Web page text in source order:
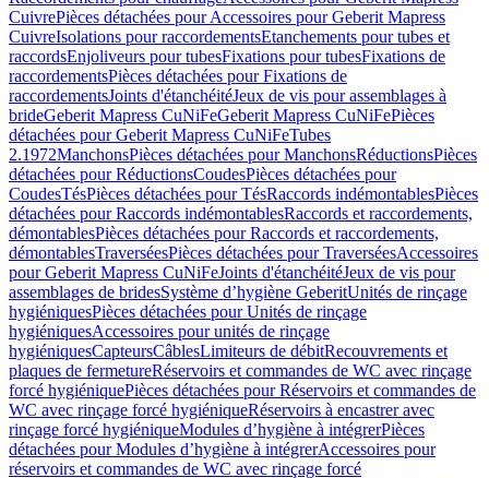
CuivrePièces détachées pour Accessoires pour Geberit Mapress
CuivreIsolations pour raccordementsEtanchements pour tubes et
raccordsEnjoliveurs pour tubesFixations pour tubesFixations de
raccordementsPièces détachées pour Fixations de
raccordementsJoints d'étanchéitéJeux de vis pour assemblages à
brideGeberit Mapress CuNiFeGeberit Mapress CuNiFePièces
détachées pour Geberit Mapress CuNiFeTubes
2.1972ManchonsPièces détachées pour ManchonsRéductionsPièces
détachées pour RéductionsCoudesPièces détachées pour
CoudesTésPièces détachées pour TésRaccords indémontablesPièces
détachées pour Raccords indémontablesRaccords et raccordements,
démontablesPièces détachées pour Raccords et raccordements,
démontablesTraverséesPièces détachées pour TraverséesAccessoires
pour Geberit Mapress CuNiFeJoints d'étanchéitéJeux de vis pour
assemblages de bridesSystème d’hygiène GeberitUnités de rinçage
hygiéniquesPièces détachées pour Unités de rinçage
hygiéniquesAccessoires pour unités de rinçage
hygiéniquesCapteursCâblesLimiteurs de débitRecouvrements et
plaques de fermetureRéservoirs et commandes de WC avec rinçage
forcé hygiéniquePièces détachées pour Réservoirs et commandes de
WC avec rinçage forcé hygiéniqueRéservoirs à encastrer avec
rinçage forcé hygiéniqueModules d’hygiène à intégrerPièces
détachées pour Modules d’hygiène à intégrerAccessoires pour
réservoirs et commandes de WC avec rinçage forcé